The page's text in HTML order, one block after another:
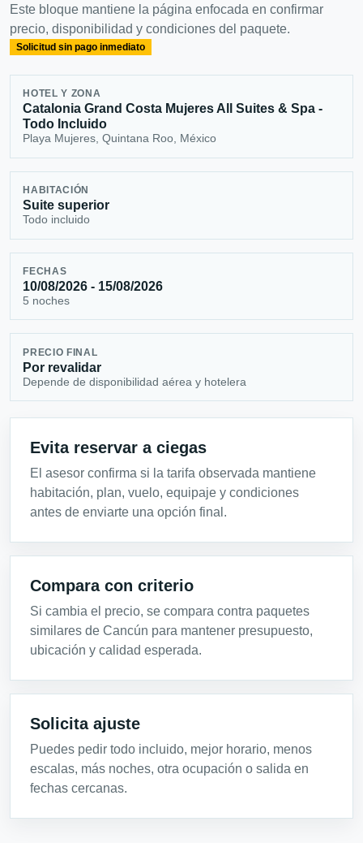
Este bloque mantiene la página enfocada en confirmar
precio, disponibilidad y condiciones del paquete.
Solicitud sin pago inmediato
HOTEL Y ZONA
Catalonia Grand Costa Mujeres All Suites & Spa -
Todo Incluido
Playa Mujeres, Quintana Roo, México
HABITACIÓN
Suite superior
Todo incluido
FECHAS
10/08/2026 - 15/08/2026
5 noches
PRECIO FINAL
Por revalidar
Depende de disponibilidad aérea y hotelera
Evita reservar a ciegas
El asesor confirma si la tarifa observada mantiene
habitación, plan, vuelo, equipaje y condiciones
antes de enviarte una opción final.
Compara con criterio
Si cambia el precio, se compara contra paquetes
similares de Cancún para mantener presupuesto,
ubicación y calidad esperada.
Solicita ajuste
Puedes pedir todo incluido, mejor horario, menos
escalas, más noches, otra ocupación o salida en
fechas cercanas.